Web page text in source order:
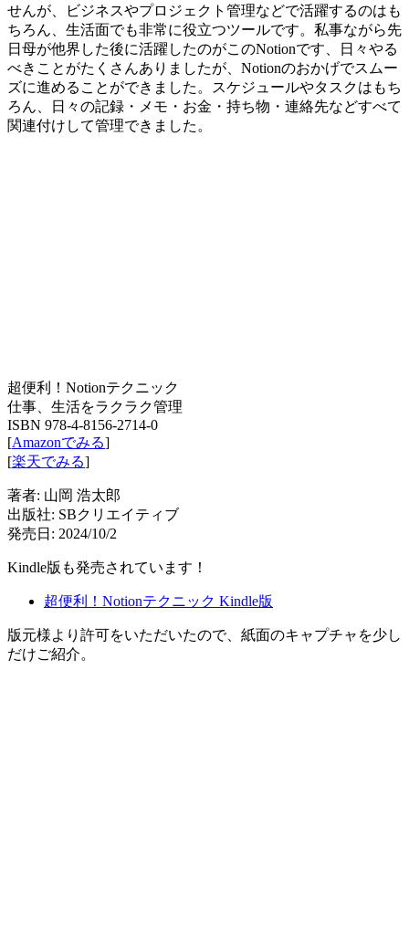
せんが、ビジネスやプロジェクト管理などで活躍するのはも
ちろん、生活面でも非常に役立つツールです。私事ながら先
日母が他界した後に活躍したのがこのNotionです、日々やる
べきことがたくさんありましたが、Notionのおかげでスムー
ズに進めることができました。スケジュールやタスクはもち
ろん、日々の記録・メモ・お金・持ち物・連絡先などすべて
関連付けして管理できました。
超便利！Notionテクニック
仕事、生活をラクラク管理
ISBN 978-4-8156-2714-0
[Amazonでみる]
[楽天でみる]
著者: 山岡 浩太郎
出版社: SBクリエイティブ
発売日: 2024/10/2
Kindle版も発売されています！
超便利！Notionテクニック Kindle版
版元様より許可をいただいたので、紙面のキャプチャを少し
だけご紹介。